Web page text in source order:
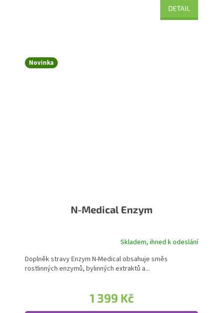
DETAIL
Novinka
N-Medical Enzym
Skladem, ihned k odeslání
1 399 Kč
Doplněk stravy Enzym N-Medical obsahuje směs
rostlinných enzymů, bylinných extraktů a...